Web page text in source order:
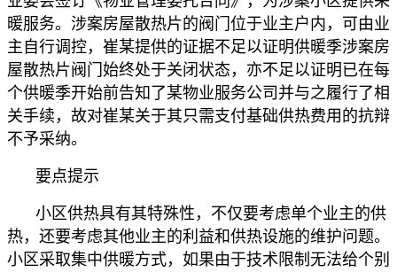
暖服务。涉案房屋散热片的阀门位于业主户内，可由业
主自行调控，崔某提供的证据不足以证明供暖季涉案房
屋散热片阀门始终处于关闭状态，亦不足以证明已在每
个供暖季开始前告知了某物业服务公司并与之履行了相
关手续，故对崔某关于其只需支付基础供热费用的抗辩
不予采纳。
要点提示
小区供热具有其特殊性，不仅要考虑单个业主的供
热，还要考虑其他业主的利益和供热设施的维护问题。
小区采取集中供暖方式，如果由于技术限制无法给个别